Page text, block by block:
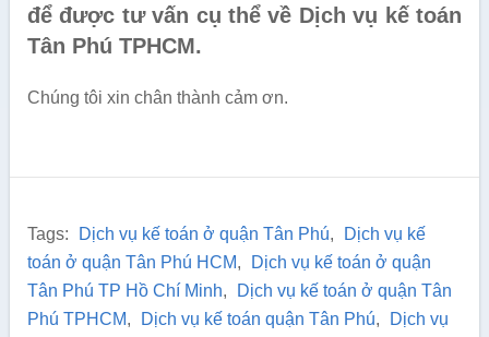
để được tư vấn cụ thể về Dịch vụ kế toán
Tân Phú TPHCM.
Chúng tôi xin chân thành cảm ơn.
Tags: Dịch vụ kế toán ở quận Tân Phú,
Dịch vụ kế
toán ở quận Tân Phú HCM,
Dịch vụ kế toán ở quận
Tân Phú TP Hồ Chí Minh,
Dịch vụ kế toán ở quận Tân
Phú TPHCM, Dịch vụ kế toán quận Tân Phú,
Dịch vụ